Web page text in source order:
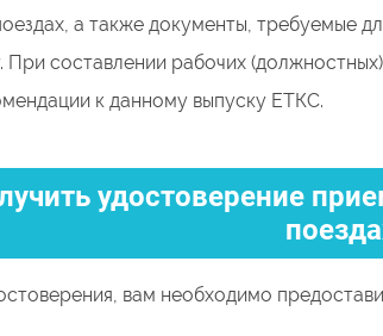
а также документы, требуемые
При составлении рабочих
к данному выпуску ЕТКС.
удостоверение
вам необходимо